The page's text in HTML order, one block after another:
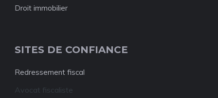
Droit immobilier
SITES DE CONFIANCE
Redressement fiscal
Avocat fiscaliste